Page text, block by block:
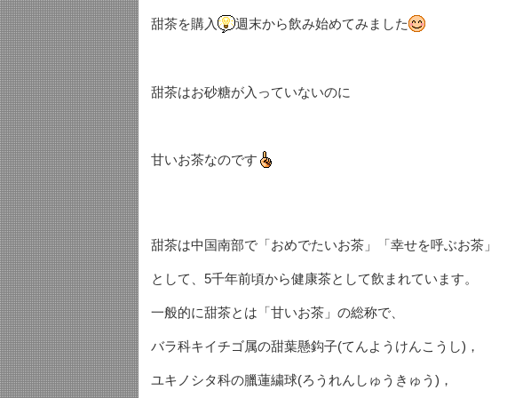
甜茶を購入 週末から飲み始めてみました
甜茶はお砂糖が入っていないのに
甘いお茶なのです
甜茶は中国南部で「おめでたいお茶」「幸せを呼ぶお茶」
として、5千年前頃から健康茶として飲まれています。
一般的に甜茶とは「甘いお茶」の総称で、
バラ科キイチゴ属の甜葉懸鈎子(てんようけんこうし)，
ユキノシタ科の臘蓮繍球(ろうれんしゅうきゅう)，